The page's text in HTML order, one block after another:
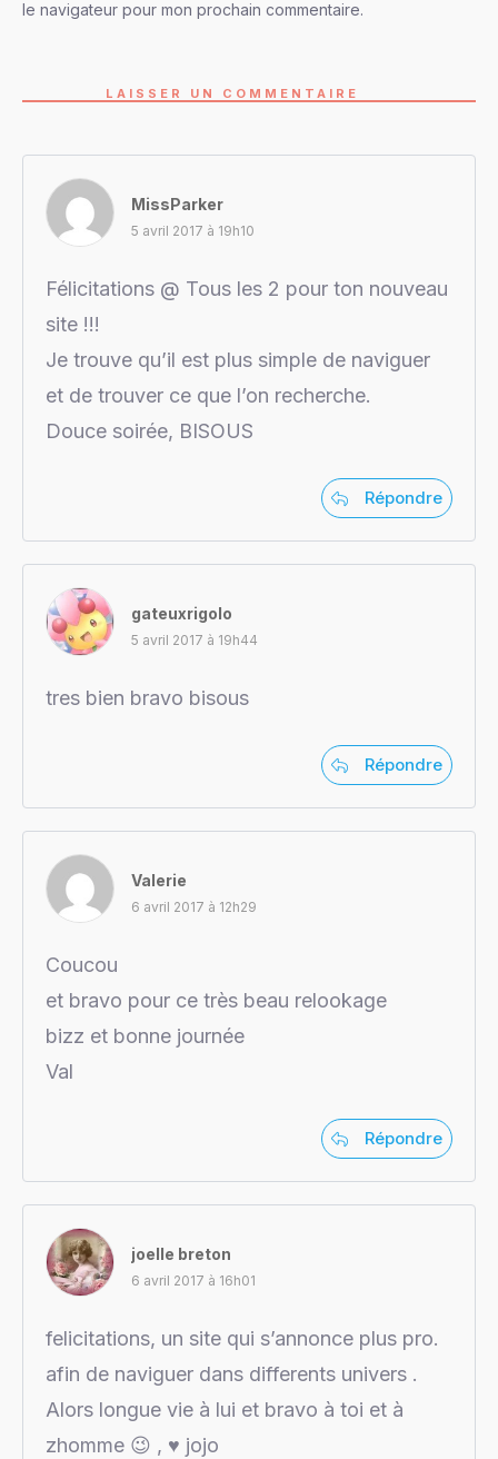
le navigateur pour mon prochain commentaire.
LAISSER UN COMMENTAIRE
MissParker
5 avril 2017 à 19h10
Félicitations @ Tous les 2 pour ton nouveau
site !!!
Je trouve qu’il est plus simple de naviguer
et de trouver ce que l’on recherche.
Douce soirée, BISOUS
Répondre
gateuxrigolo
5 avril 2017 à 19h44
tres bien bravo bisous
Répondre
Valerie
6 avril 2017 à 12h29
Coucou
et bravo pour ce très beau relookage
bizz et bonne journée
Val
Répondre
joelle breton
6 avril 2017 à 16h01
felicitations, un site qui s’annonce plus pro.
afin de naviguer dans differents univers .
Alors longue vie à lui et bravo à toi et à
zhomme 😉 , ♥ jojo